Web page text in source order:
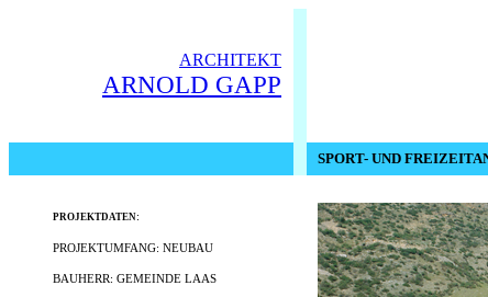
ARCHITEKT
ARNOLD GAPP
SPORT- UND
PROJEKTDATEN:
PROJEKTUMFANG: NEUBAU
BAUHERR: GEMEINDE LAAS